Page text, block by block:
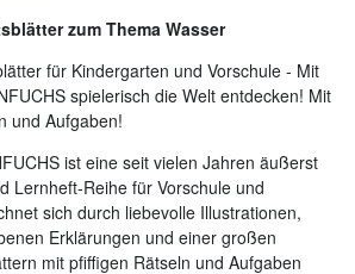
zum Thema Wasser
für Kindergarten und Vorschule - Mit
spielerisch die Welt entdecken! Mit
und Aufgaben!
ist eine seit vielen Jahren äußerst
Lernheft-Reihe für Vorschule und
sich durch liebevolle Illustrationen,
Erklärungen und einer großen
mit pfiffigen Rätseln und Aufgaben